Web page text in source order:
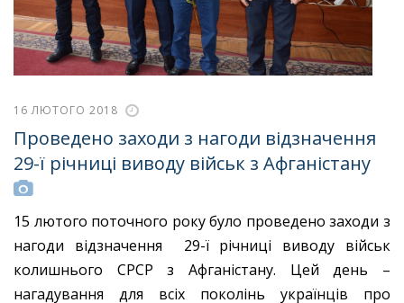
16 ЛЮТОГО 2018
Проведено заходи з нагоди відзначення
29-ї річниці виводу військ з Афганістану
15 лютого поточного року було проведено заходи з
нагоди відзначення 29-ї річниці виводу військ
колишнього СРСР з Афганістану. Цей день –
нагадування для всіх поколінь українців про